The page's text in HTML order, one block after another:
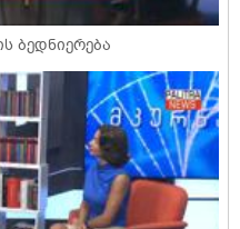
ბედნიერება